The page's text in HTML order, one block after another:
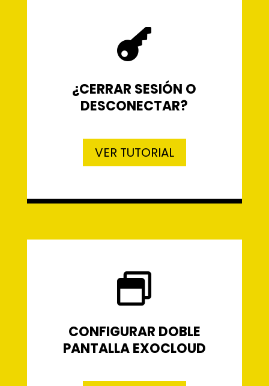

¿CERRAR SESIÓN O
DESCONECTAR?
VER TUTORIAL

CONFIGURAR DOBLE
PANTALLA EXOCLOUD